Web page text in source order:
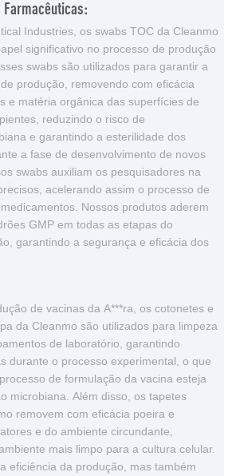
Industries, os swabs TOC da Cleanmo
significativo no processo de produção
swabs são utilizados para garantir a
produção, removendo com eficácia
e matéria orgânica das superfícies de
reduzindo o risco de
e garantindo a esterilidade dos
a fase de desenvolvimento de novos
swabs auxiliam os pesquisadores na
acelerando assim o processo de
Nossos produtos aderem
GMP em todas as etapas do
garantindo a segurança e eficácia dos
de vacinas da A***ra, os cotonetes e
da Cleanmo são utilizados para limpeza
de laboratório, garantindo
durante o processo experimental, o que
de formulação da vacina esteja
microbiana. Além disso, os tapetes
removem com eficácia poeira e
e do ambiente circundante,
mais limpo para a cultura celular.
eficiência da produção, mas também